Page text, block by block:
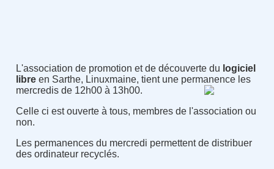
L'association de promotion et de découverte du logiciel
libreen Sarthe, Linuxmaine, tient une permanence les
mercredis de 12h00 à 13h00.
Celle ci est ouverte à tous, membres de l'association ou
non.
Les permanences du mercredi permettent de distribuer
des ordinateur recyclés.